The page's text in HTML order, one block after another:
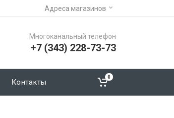
Адреса магазинов
Многоканальный телефон
+7 (343) 228-73-73
Контакты
0